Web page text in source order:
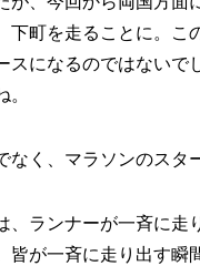
下町を走ることに。
スになるのではない
なく、マラソンのスタ
、ランナーが一斉に走
皆が一斉に走り出す瞬